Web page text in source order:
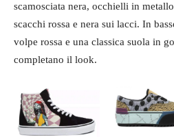
scamosciata nera, occhielli in
scacchi rossa e nera sui lacci. In
volpe rossa e una classica suola in
completano il look.